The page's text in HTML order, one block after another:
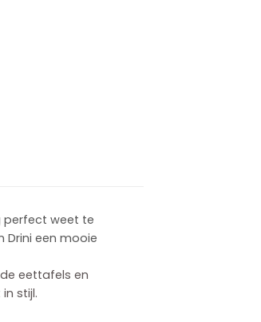
perfect weet te
Drini een mooie
eettafels en
stijl.